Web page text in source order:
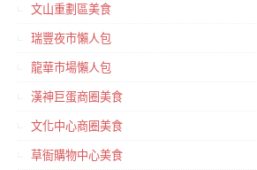
文山重劃區美食
瑞豐夜市懶人包
龍華市場懶人包
漢神巨蛋商圈美食
文化中心商圈美食
草衙購物中心美食